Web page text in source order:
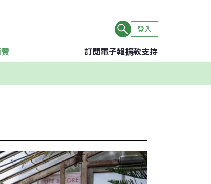
登入
訂閱電子報捐款支持